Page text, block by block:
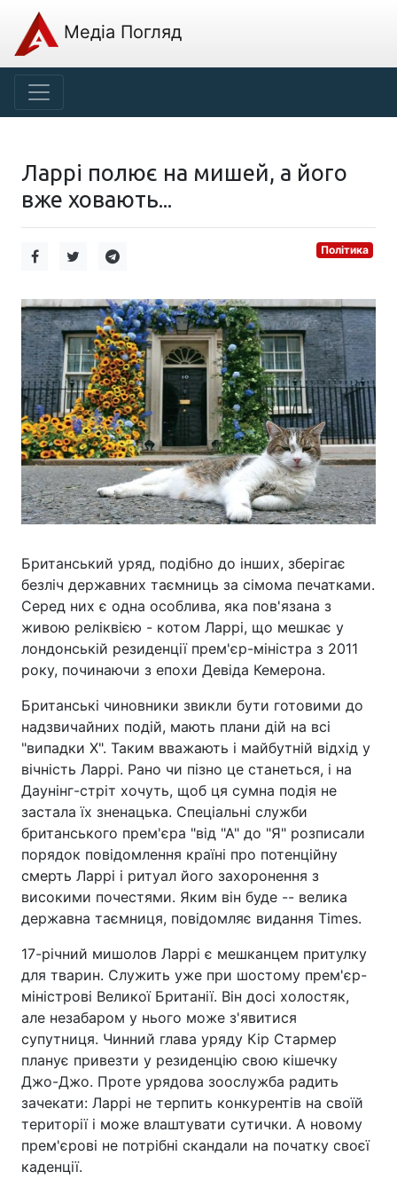
Медіа Погляд
Ларрі полює на мишей, а його
вже ховають...
Політика
Британський уряд, подібно до інших, зберігає
безліч державних таємниць за сімома печатками.
Серед них є одна особлива, яка пов'язана з
живою реліквією - котом Ларрі, що мешкає у
лондонській резиденції прем'єр-міністра з 2011
року, починаючи з епохи Девіда Кемерона.
Британські чиновники звикли бути готовими до
надзвичайних подій, мають плани дій на всі
"випад­ки Х". Таким вважають і майбутній відхід у
вічність Ларрі. Рано чи пізно це станеться, і на
Даунінг-стріт хочуть, щоб ця сумна подія не
застала їх зненацька. Спеціальні служби
британського прем'єра "від "А" до "Я" розписали
порядок повідомлення країні про потенційну
смерть Ларрі і ритуал його захоронен­ня з
високими почестями. Яким він буде -- велика
державна таємниця, повідомляє видання Times.
17-річний мишолов Ларрі є мешканцем притулку
для тварин. Служить уже при шостому прем'єр-
міністрові Великої Британії. Він досі холостяк,
але незабаром у нього може з'явитися
супутниця. Чинний глава уряду Кір Стармер
планує привезти у резиденцію свою кішечку
Джо-Джо. Проте урядова зоослужба радить
зачекати: Ларрі не терпить конкурентів на своїй
території і може влаштувати сутички. А новому
прем'єрові не потрібні скандали на початку своєї
каденції.